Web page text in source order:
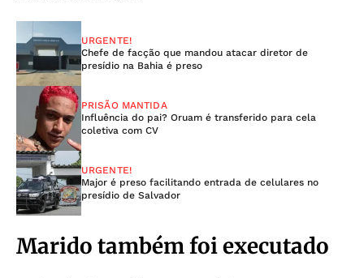
URGENTE!
Chefe de facção que mandou atacar diretor de
presídio na Bahia é preso
PRISÃO MANTIDA
Influência do pai? Oruam é transferido para cela
coletiva com CV
URGENTE!
Major é preso facilitando entrada de celulares no
presídio de Salvador
Marido também foi executado